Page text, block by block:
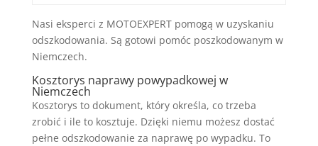
Nasi eksperci z MOTOEXPERT pomogą w uzyskaniu
odszkodowania. Są gotowi pomóc poszkodowanym w
Niemczech.
Kosztorys naprawy powypadkowej w
Niemczech
Kosztorys to dokument, który określa, co trzeba
zrobić i ile to kosztuje. Dzięki niemu możesz dostać
pełne odszkodowanie za naprawę po wypadku. To